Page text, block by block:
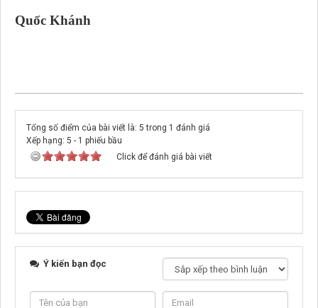
Quốc Khánh
Tổng số điểm của bài viết là: 5 trong 1 đánh giá
Xếp hạng: 5 - 1 phiếu bầu
Click để đánh giá bài viết
Ý kiến bạn đọc